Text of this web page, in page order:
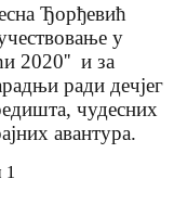
Ђорђевић
у
2020'' и за
ради дечјег
чудесних
авантура.